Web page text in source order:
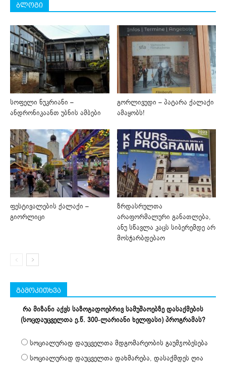
ბლოგი
სოფელი ნუკრიანი –
ანდრონიკაანთ უბნის ამბები
გორლივუდი – პატარა ქალაქი
ამაყობს!
ფესტივალების ქალაქი –
გიორლიცი
ზრდასრულთა
არაფორმალური განათლება,
ანუ სწავლა კაცს სიბერემდე არ
მოსჭარბდებაო
გამოკითხვა
რა მიზანი აქვს საზოგადოებრივ სამუშაოებზე დასაქმების
(სოცდაუცველთა ე.წ. 300-ლარიანი ხელფასი) პროგრამას?
სოციალურად დაუცველთა მდგომარეობის გაუმჯობესება
სოციალურად დაუცველთა დახმარება, დასაქმდეს ღია